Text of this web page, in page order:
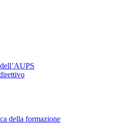
della formazione